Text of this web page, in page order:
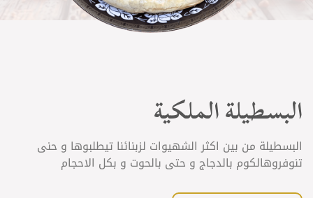
البسطيلة الملكية
البسطيلة من بين اكثر الشهيوات لزبنائنا تيطلبوها و حنى
تنوفروهالكوم بالدجاج و حتى بالحوت و بكل الاحجام